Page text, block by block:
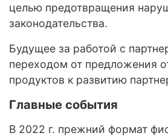
целью предотвращения
законодательства.
Будущее за работой с
переходом от предложения
продуктов к развитию
Главные события
В 2022 г. прежний формат